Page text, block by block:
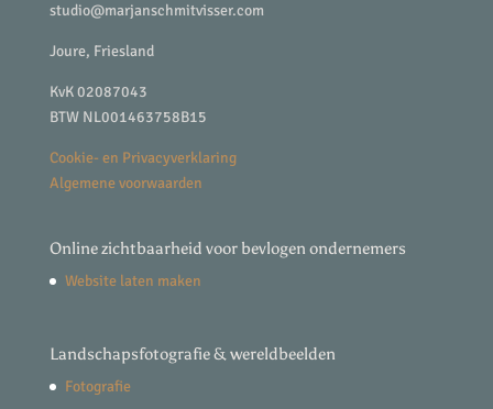
studio@marjanschmitvisser.com
Joure, Friesland
KvK 02087043
BTW NL001463758B15
Cookie- en Privacyverklaring
Algemene voorwaarden
Online zichtbaarheid voor bevlogen ondernemers
Website laten maken
Landschapsfotografie & wereldbeelden
Fotografie